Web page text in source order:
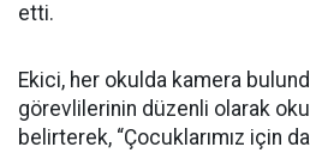
etti.
Ekici, her okulda kamera
görevlilerinin düzenli olarak
belirterek, “Çocuklarımız için